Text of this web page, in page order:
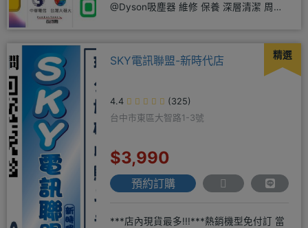
@Dyson吸塵器 維修 保養 深層清潔 周邊
精選
SKY電訊聯盟-新時代店
4.4
(325)
台中市東區大智路1-3號
$3,990
預約訂購
***店內現貨最多!!!***熱銷機型免付訂 當